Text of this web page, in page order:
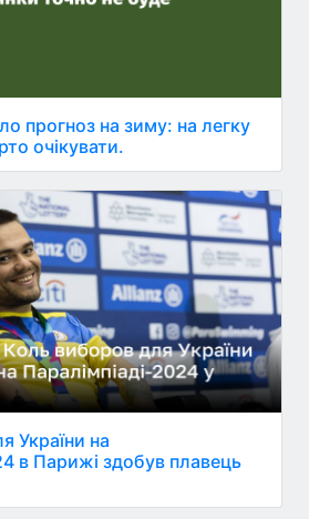
прогноз на зиму: на легку
очікувати.
України на
в Парижі здобув плавець